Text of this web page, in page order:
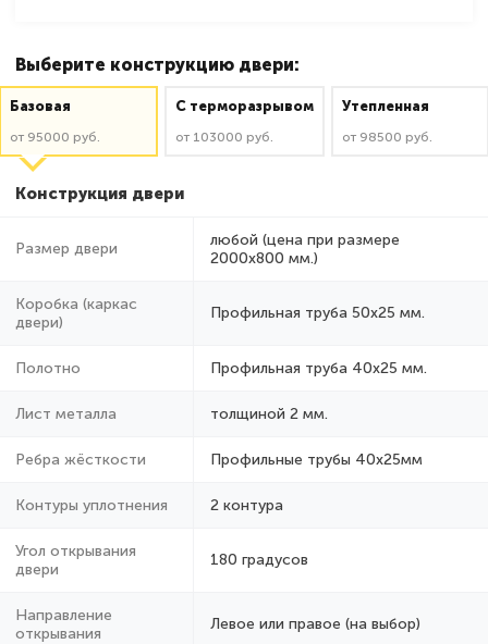
Выберите конструкцию двери:
Базовая
от 95000 руб.
C терморазрывом
от 103000 руб.
Утепленная
от 98500 руб.
Конструкция двери
Размер двери
любой (цена при размере
2000x800 мм.)
Коробка (каркас
двери)
Профильная труба 50х25 мм.
Полотно Профильная труба 40х25 мм.
Лист металла толщиной 2 мм.
Ребра жёсткости Профильные трубы 40х25мм
Контуры уплотнения 2 контура
Угол открывания
двери
180 градусов
Направление
открывания
Левое или правое (на выбор)